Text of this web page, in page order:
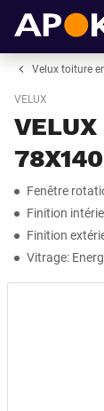
Velux toiture
VELUX
Fenêtre
Finition
Finition
Vitrage: